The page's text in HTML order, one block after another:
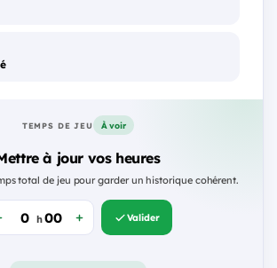
TEMPS DE JEU À voir
à jour vos heures
total de jeu pour garder un historique cohérent.
h Valider